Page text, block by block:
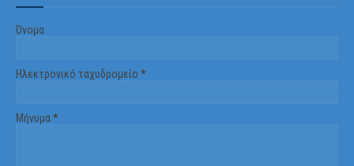
Όνομα
Ηλεκτρονικό ταχυδρομείο *
Μήνυμα*